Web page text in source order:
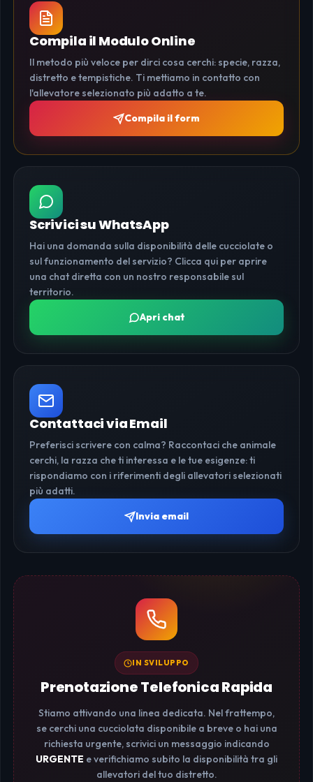
Compila il Modulo Online
Il metodo più veloce per dirci cosa cerchi: specie, razza,
distretto e tempistiche. Ti mettiamo in contatto con
l'allevatore selezionato più adatto a te.
Compila il form
Scrivici su WhatsApp
Hai una domanda sulla disponibilità delle cucciolate o
sul funzionamento del servizio? Clicca qui per aprire
una chat diretta con un nostro responsabile sul
territorio.
Apri chat
Contattaci via Email
Preferisci scrivere con calma? Raccontaci che animale
cerchi, la razza che ti interessa e le tue esigenze: ti
rispondiamo con i riferimenti degli allevatori selezionati
più adatti.
Invia email
IN SVILUPPO
Prenotazione Telefonica Rapida
Stiamo attivando una linea dedicata. Nel frattempo,
se cerchi una cucciolata disponibile a breve o hai una
richiesta urgente, scrivici un messaggio indicando
URGENTE e verifichiamo subito la disponibilità tra gli
allevatori del tuo distretto.